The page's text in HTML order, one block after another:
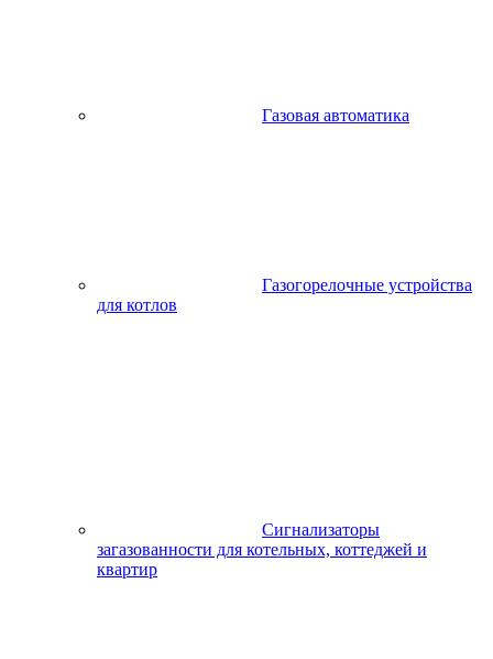
Газовая автоматика
Газогорелочные устройства
для котлов
Сигнализаторы
загазованности для котельных, коттеджей и
квартир